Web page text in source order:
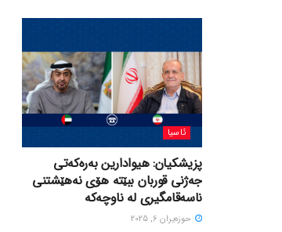
ئاسیا
پزیشکیان: هیوادارین بەرەکەتی
جەژنی قوربان ببێتە هۆی نەهێشتنی
ناسەقامگیری لە ناوچەکە
حوزه‌یران 6, 2025